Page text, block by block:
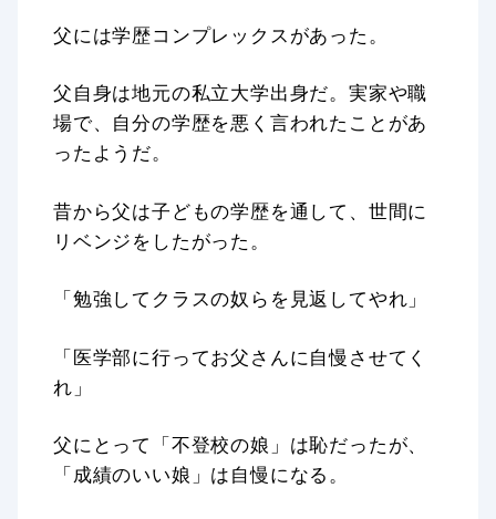
父には学歴コンプレックスがあった。
父自身は地元の私立大学出身だ。実家や職
場で、自分の学歴を悪く言われたことがあ
ったようだ。
昔から父は子どもの学歴を通して、世間に
リベンジをしたがった。
「勉強してクラスの奴らを見返してやれ」
「医学部に行ってお父さんに自慢させてく
れ」
父にとって「不登校の娘」は恥だったが、
「成績のいい娘」は自慢になる。